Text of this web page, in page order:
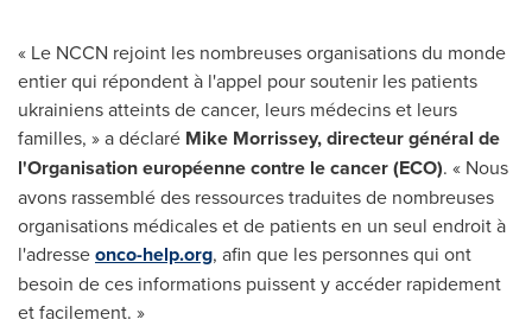
« Le NCCN rejoint les nombreuses organisations du monde
entier qui répondent à l'appel pour soutenir les patients
ukrainiens atteints de cancer, leurs médecins et leurs
familles, » a déclaré Mike Morrissey, directeur général de
l'Organisation européenne contre le cancer (ECO). « Nous
avons rassemblé des ressources traduites de nombreuses
organisations médicales et de patients en un seul endroit à
l'adresseonco-help.org, afin que les personnes qui ont
besoin de ces informations puissent y accéder rapidement
et facilement. »